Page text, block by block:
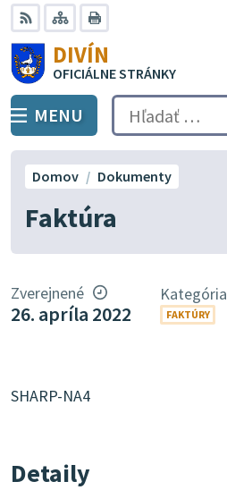
Preskočiť
na
obsah
RSS Mapa
DIVÍN
OFICIÁLNE STRÁNKY
PREPNÚŤ
MENU Hľadať:
Faktúra
Domov Dokumenty
Zverejnené
26. apríla 2022
Kategória
FAKTÚRY
SHARP-NA4
Detaily